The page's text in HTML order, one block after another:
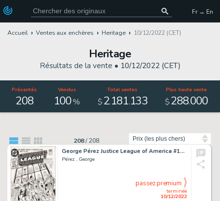
Fr → En
Accueil Ventes aux enchères Heritage 10/12/2022 (CET)
Heritage
Résultats de la vente • 10/12/2022 (CET)
Présentés
208
Vendus
100%
Total ventes
$2.181.133
Plus haute vente
$288.000
208/208
George Pérez Justice League of America #195 Cover Original Art (DC, 1981)....
Pérez , George
terminée
10/12/2022
passez premium